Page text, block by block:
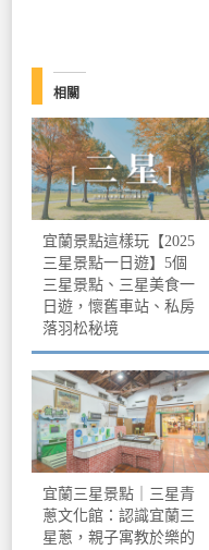
相關
宜蘭景點這樣玩【2025
三星景點一日遊】5個
三星景點、三星美食一
日遊，懷舊車站、私房
落羽松秘境
宜蘭三星景點｜三星青
蔥文化館：認識宜蘭三
星蔥，親子寓教於樂的